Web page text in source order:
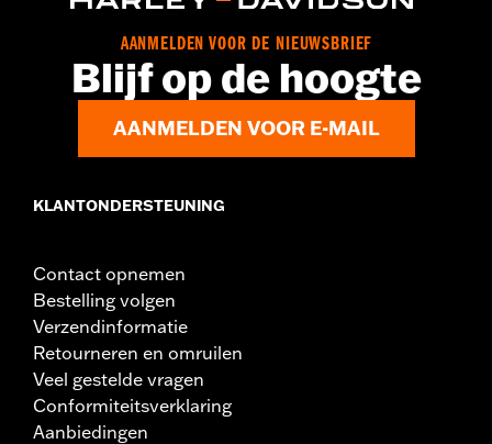
Per stuk verkocht:Elk
In de doos:Rempedaalrubber, bronzen afwerkstuk en
installatie-instructies
AANMELDEN VOOR DE NIEUWSBRIEF
Blijf op de hoogte
AANMELDEN VOOR E-MAIL
KLANTONDERSTEUNING
Contact opnemen
Bestelling volgen
Verzendinformatie
Retourneren en omruilen
Veel gestelde vragen
Conformiteitsverklaring
Aanbiedingen